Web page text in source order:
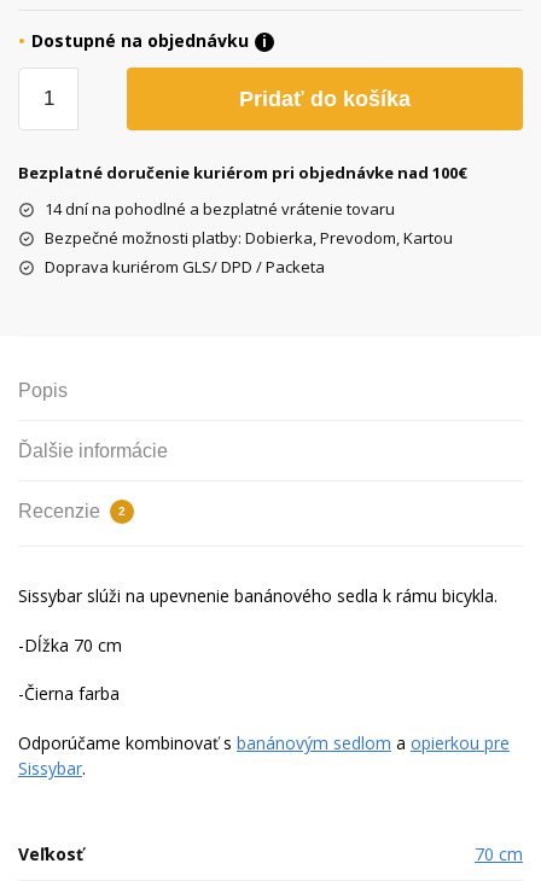
Dostupné na objednávku
i
Sissybar
cm,
Pridať do košíka
Bezplatné doručenie kuriérom pri objednávke nad 100€
14 dní na pohodlné a bezplatné vrátenie tovaru
Bezpečné možnosti platby: Dobierka, Prevodom, Kartou
Doprava kuriérom GLS/ DPD / Packeta
Popis
Ďalšie informácie
Recenzie 2
Sissybar slúži na upevnenie banánového sedla k rámu bicykla.
-Dĺžka 70 cm
-Čierna farba
Odporúčame kombinovať s banánovým sedlom a opierkou pre
Sissybar.
Veľkosť 70 cm